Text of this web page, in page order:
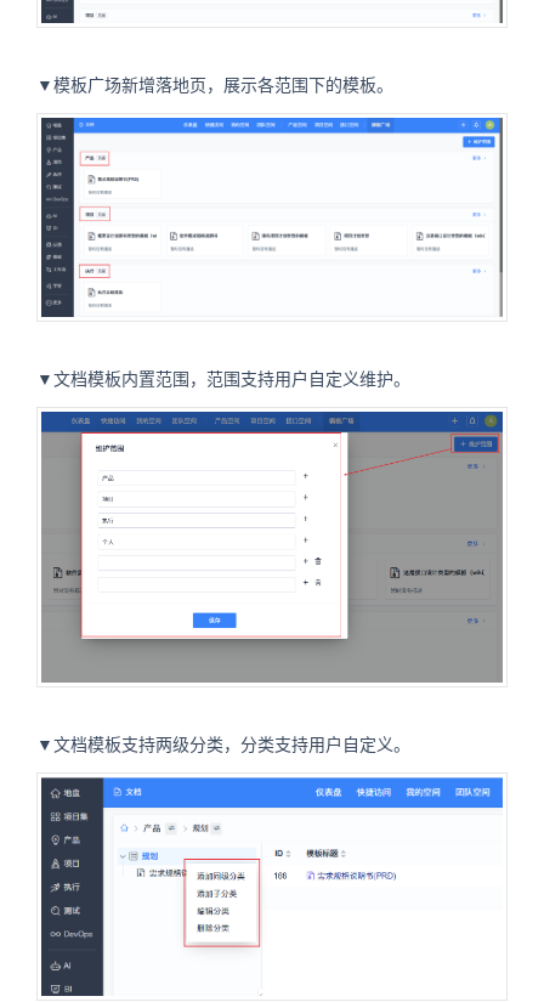
▼模板广场新增落地页，展示各范围下的模板。
▼文档模板内置范围，范围支持用户自定义维护。
▼文档模板支持两级分类，分类支持用户自定义。